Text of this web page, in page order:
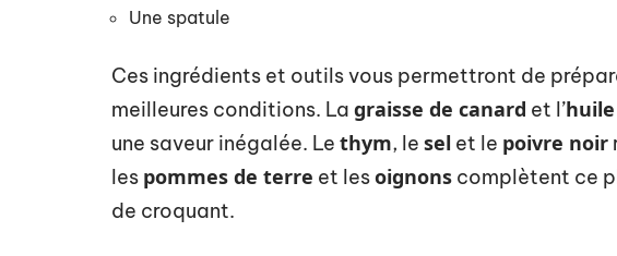
Une spatule
Ces ingrédients et outils vous permettront de
meilleures conditions. La graisse de canard et l’huile
une saveur inégalée. Le thym, le sel et le poivre noir
les pommes de terre et lesoignons complètent ce
de croquant.